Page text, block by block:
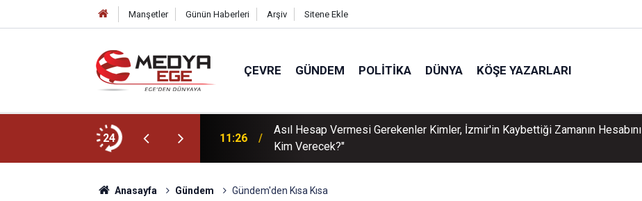
Manşetler Günün Haberleri Arşiv Sitene Ekle
ÇEVRE GÜNDEM POLITIKA DÜNYA KÖŞE YAZARLARI
24 11:26
Asıl Hesap Vermesi Gerekenler Kimler, İzmir'in Kaybettiği Zamanın Hesabını
Kim Verecek?"
Anasayfa Gündem Gündem'den Kısa Kısa